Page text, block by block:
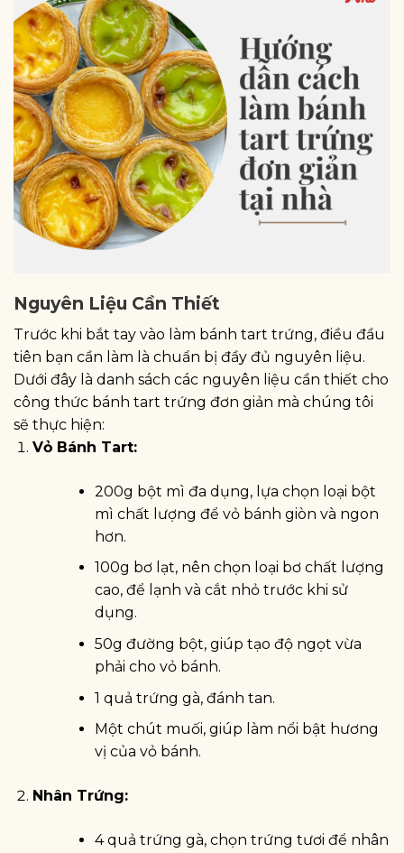
Nguyên Liệu Cần Thiết
Trước khi bắt tay vào làm bánh tart trứng, điều đầu
tiên bạn cần làm là chuẩn bị đầy đủ nguyên liệu.
Dưới đây là danh sách các nguyên liệu cần thiết cho
công thức bánh tart trứng đơn giản mà chúng tôi
sẽ thực hiện:
Vỏ Bánh Tart:
200g bột mì đa dụng, lựa chọn loại bột
mì chất lượng để vỏ bánh giòn và ngon
hơn.
100g bơ lạt, nên chọn loại bơ chất lượng
cao, để lạnh và cắt nhỏ trước khi sử
dụng.
50g đường bột, giúp tạo độ ngọt vừa
phải cho vỏ bánh.
1 quả trứng gà, đánh tan.
Một chút muối, giúp làm nổi bật hương
vị của vỏ bánh.
Nhân Trứng:
4 quả trứng gà, chọn trứng tươi để nhân